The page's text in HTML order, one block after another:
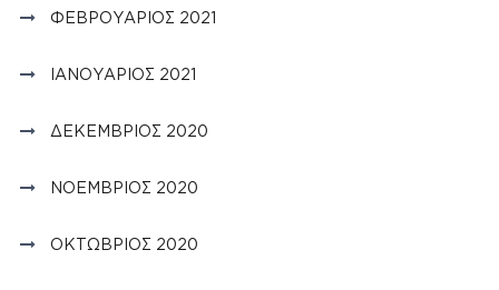
ΦΕΒΡΟΥΆΡΙΟΣ 2021
ΙΑΝΟΥΆΡΙΟΣ 2021
ΔΕΚΈΜΒΡΙΟΣ 2020
ΝΟΈΜΒΡΙΟΣ 2020
ΟΚΤΏΒΡΙΟΣ 2020